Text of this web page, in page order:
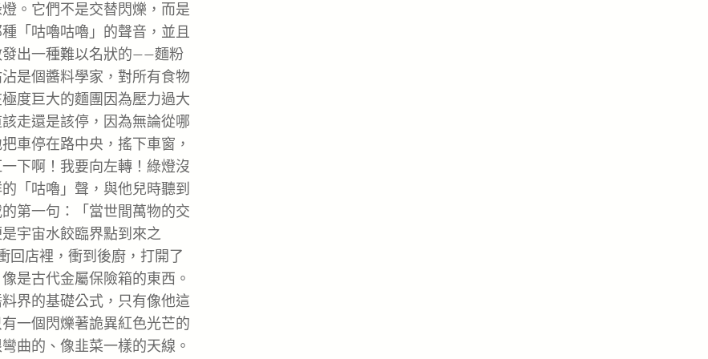
。它們不是交替閃爍，而是
「咕嚕咕嚕」的聲音，並且
出一種難以名狀的——麵粉
是個醬料學家，對所有食物
度巨大的麵團因為壓力過大
走還是該停，因為無論從哪
車停在路中央，搖下車窗，
下啊！我要向左轉！綠燈沒
「咕嚕」聲，與他兒時聽到
第一句：「當世間萬物的交
宇宙水餃臨界點到來之
回店裡，衝到後廚，打開了
是古代金屬保險箱的東西。
界的基礎公式，只有像他這
一個閃爍著詭異紅色光芒的
曲的、像韭菜一樣的天線。